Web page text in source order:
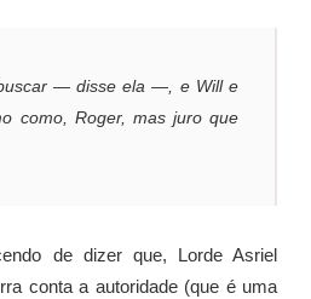
— disse ela —, e Will e
como, Roger, mas juro que
de dizer que, Lorde Asriel
conta a autoridade (que é uma